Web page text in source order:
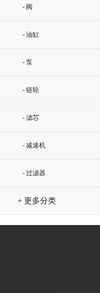
- 阀
- 油缸
- 泵
- 链轮
- 滤芯
- 减速机
- 过滤器
+ 更多分类